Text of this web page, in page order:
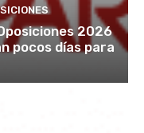
2026
pocos días para